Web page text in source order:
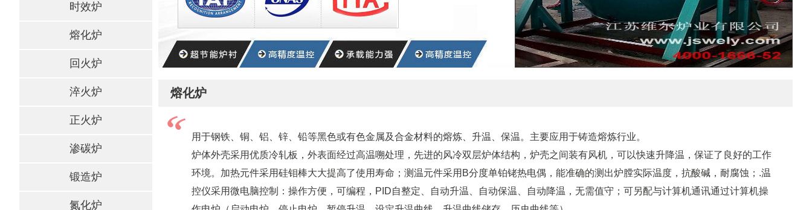
时效炉
熔化炉
回火炉
淬火炉
正火炉
渗碳炉
锻造炉
氮化炉
熔化炉
用于钢铁、铜、铝、锌、铅等黑色或有色金属及合金材料的熔炼、升温、保温。主要应用于铸造熔炼行业。
炉体外壳采用优质冷轧板，外表面经过高温嗍处理，先进的风冷双层炉体结构，炉壳之间装有风机，可以快速升降温，保证了良好的工作
环境。加热元件采用硅钼棒大大提高了使用寿命；测温元件采用B分度单铂铑热电偶，能准确的测出炉膛实际温度，抗酸碱，耐腐蚀；.温
控仪采用微电脑控制：操作方便，可编程，PID自整定、自动升温、自动保温、自动降温，无需值守；可另配与计算机通讯通过计算机操